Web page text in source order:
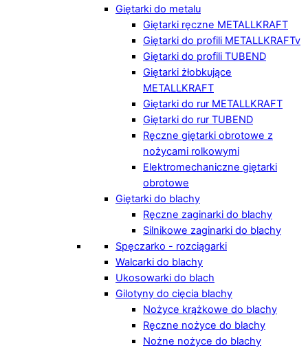
Giętarki do metalu
Giętarki ręczne METALLKRAFT
Giętarki do profili METALLKRAFTv
Giętarki do profili TUBEND
Giętarki żłobkujące
METALLKRAFT
Giętarki do rur METALLKRAFT
Giętarki do rur TUBEND
Ręczne giętarki obrotowe z
nożycami rolkowymi
Elektromechaniczne giętarki
obrotowe
Giętarki do blachy
Ręczne zaginarki do blachy
Silnikowe zaginarki do blachy
Spęczarko - rozciągarki
Walcarki do blachy
Ukosowarki do blach
Gilotyny do cięcia blachy
Nożyce krążkowe do blachy
Ręczne nożyce do blachy
Nożne nożyce do blachy